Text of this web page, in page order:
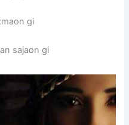
gi
sajaon gi